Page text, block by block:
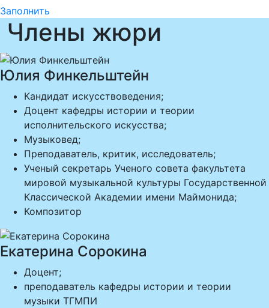
Заполнить
Члены жюри
Юлия Финкельштейн
Кандидат искусствоведения;
Доцент кафедры истории и теории
исполнительского искусства;
Музыковед;
Преподаватель, критик, исследователь;
Ученый секретарь Ученого совета факультета
мировой музыкальной культуры Государственной
Классической Академии имени Маймонида;
Композитор
Екатерина Сорокина
Доцент;
преподаватель кафедры истории и теории
музыки ТГМПИ